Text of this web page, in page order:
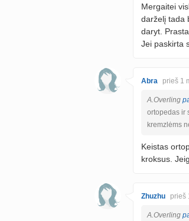
Mergaitei
darželį tada
daryt.
Jei paskirta
Abra prieš 1
A.Overling
ortopedas ir
kremzlėms
Keistas
kroksus.
Zhuzhu prieš
A.Overling